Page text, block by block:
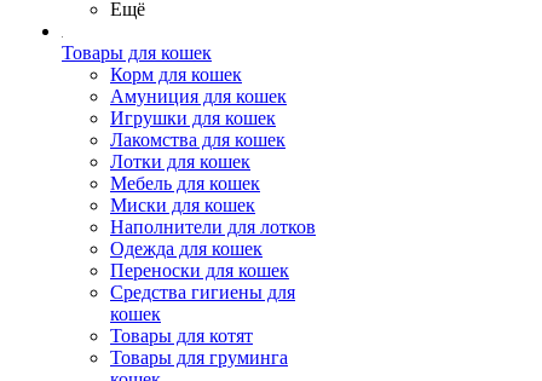
Ещё
Товары для кошек
Корм для кошек
Амуниция для кошек
Игрушки для кошек
Лакомства для кошек
Лотки для кошек
Мебель для кошек
Миски для кошек
Наполнители для лотков
Одежда для кошек
Переноски для кошек
Средства гигиены для
кошек
Товары для котят
Товары для груминга